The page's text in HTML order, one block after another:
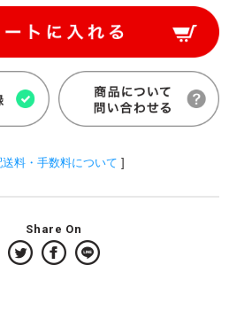
送料・手数料について ]
Share On